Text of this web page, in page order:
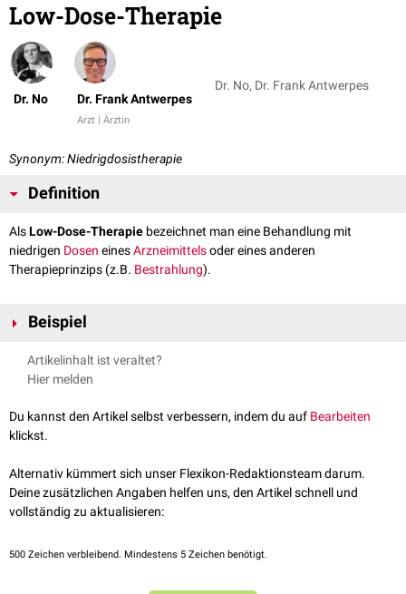
Low-Dose-Therapie
Dr. No Dr. Frank Antwerpes
Arzt | Ärztin
Dr. No, Dr. Frank Antwerpes
Synonym: Niedrigdosistherapie
Definition
AlsLow-Dose-Therapie bezeichnet man eine Behandlung mit
niedrigen Dosen einesArzneimittelsoder eines anderen
Therapieprinzips (z.B. Bestrahlung).
Beispiel
Eine Low-Dose-Therapie wird z.B. häufig bei einer
Glukokortikoiden
möglichst gering zu halten.
siehe auch
Artikelinhalt ist veraltet?
Hier melden
Du kannst den Artikel selbst verbessern, indem du auf Bearbeiten
klickst.
Alternativ kümmert sich unser Flexikon-Redaktionsteam darum.
Deine zusätzlichen Angaben helfen uns, den Artikel schnell und
vollständig zu aktualisieren:
500 Zeichen verbleibend. Mindestens 5 Zeichen benötigt.